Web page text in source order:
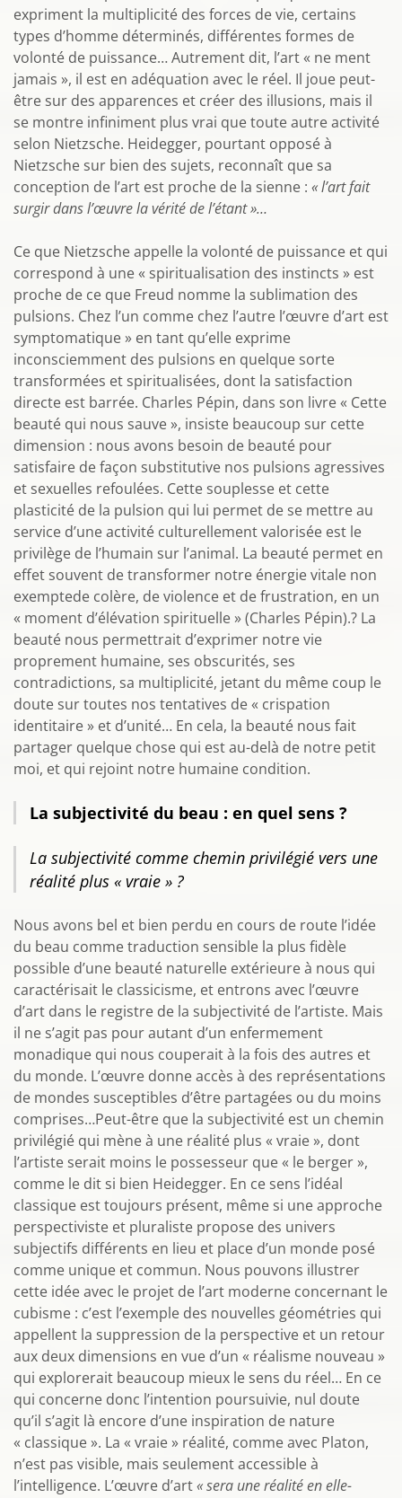
expriment la multiplicité des forces de vie, certains
types d’homme déterminés, différentes formes de
volonté de puissance… Autrement dit, l’art « ne ment
jamais », il est en adéquation avec le réel. Il joue peut-
être sur des apparences et créer des illusions, mais il
se montre infiniment plus vrai que toute autre activité
selon Nietzsche. Heidegger, pourtant opposé à
Nietzsche sur bien des sujets, reconnaît que sa
conception de l’art est proche de la sienne : « l’art fait
surgir dans l’œuvre la vérité de l’étant »…
Ce que Nietzsche appelle la volonté de puissance et qui
correspond à une « spiritualisation des instincts » est
proche de ce que Freud nomme la sublimation des
pulsions. Chez l’un comme chez l’autre l’œuvre d’art est
symptomatique » en tant qu’elle exprime
inconsciemment des pulsions en quelque sorte
transformées et spiritualisées, dont la satisfaction
directe est barrée. Charles Pépin, dans son livre « Cette
beauté qui nous sauve », insiste beaucoup sur cette
dimension : nous avons besoin de beauté pour
satisfaire de façon substitutive nos pulsions agressives
et sexuelles refoulées. Cette souplesse et cette
plasticité de la pulsion qui lui permet de se mettre au
service d’une activité culturellement valorisée est le
privilège de l’humain sur l’animal. La beauté permet en
effet souvent de transformer notre énergie vitale non
exemptede colère, de violence et de frustration, en un
« moment d’élévation spirituelle » (Charles Pépin).? La
beauté nous permettrait d’exprimer notre vie
proprement humaine, ses obscurités, ses
contradictions, sa multiplicité, jetant du même coup le
doute sur toutes nos tentatives de « crispation
identitaire » et d’unité… En cela, la beauté nous fait
partager quelque chose qui est au-delà de notre petit
moi, et qui rejoint notre humaine condition.
La subjectivité du beau : en quel sens ?
La subjectivité comme chemin privilégié vers une
réalité plus « vraie » ?
Nous avons bel et bien perdu en cours de route l’idée
du beau comme traduction sensible la plus fidèle
possible d’une beauté naturelle extérieure à nous qui
caractérisait le classicisme, et entrons avec l’œuvre
d’art dans le registre de la subjectivité de l’artiste. Mais
il ne s’agit pas pour autant d’un enfermement
monadique qui nous couperait à la fois des autres et
du monde. L’œuvre donne accès à des représentations
de mondes susceptibles d’être partagées ou du moins
comprises…Peut-être que la subjectivité est un chemin
privilégié qui mène à une réalité plus « vraie », dont
l’artiste serait moins le possesseur que « le berger »,
comme le dit si bien Heidegger. En ce sens l’idéal
classique est toujours présent, même si une approche
perspectiviste et pluraliste propose des univers
subjectifs différents en lieu et place d’un monde posé
comme unique et commun. Nous pouvons illustrer
cette idée avec le projet de l’art moderne concernant le
cubisme : c’est l’exemple des nouvelles géométries qui
appellent la suppression de la perspective et un retour
aux deux dimensions en vue d’un « réalisme nouveau »
qui explorerait beaucoup mieux le sens du réel… En ce
qui concerne donc l’intention poursuivie, nul doute
qu’il s’agit là encore d’une inspiration de nature
« classique ». La « vraie » réalité, comme avec Platon,
n’est pas visible, mais seulement accessible à
l’intelligence. L’œuvre d’art« sera une réalité en elle-